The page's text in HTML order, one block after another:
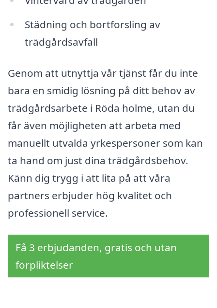
Städning och bortforsling av
trädgårdsavfall
Genom att utnyttja vår tjänst får du inte
bara en smidig lösning på ditt behov av
trädgårdsarbete i Röda holme, utan du
får även möjligheten att arbeta med
manuellt utvalda yrkespersoner som kan
ta hand om just dina trädgårdsbehov.
Känn dig trygg i att lita på att våra
partners erbjuder hög kvalitet och
professionell service.
Få 3 erbjudanden, gratis och utan
förpliktelser